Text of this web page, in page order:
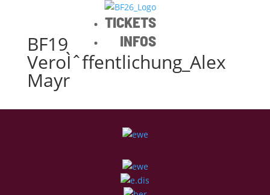
TICKETS
INFOS
BF19
VeroÌˆffentlichung_Alex
Mayr